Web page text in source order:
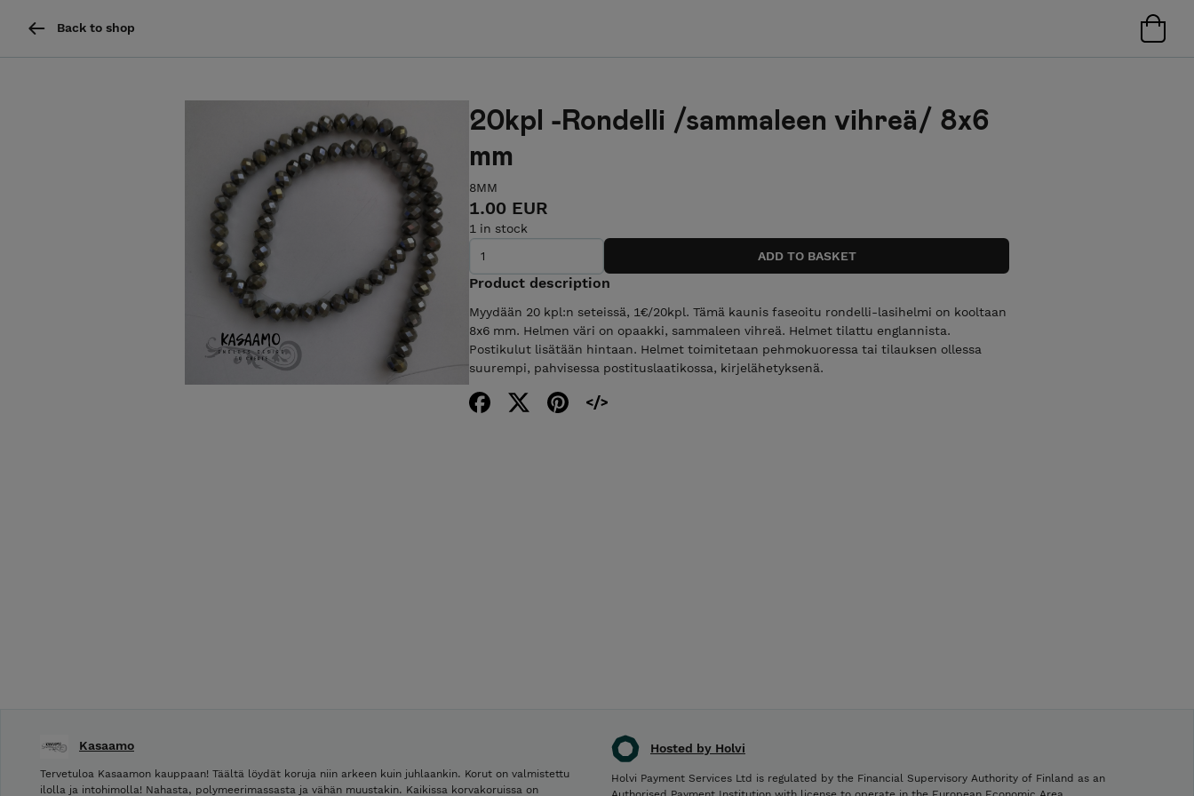
Back to shop
20kpl -Rondelli /sammaleen vihreä/ 8x6
mm
8MM
1.00 EUR
1 in stock
Product description
Myydään 20 kpl:n seteissä, 1€/20kpl. Tämä kaunis faseoitu rondelli-lasihelmi on kooltaan
8x6 mm. Helmen väri on opaakki, sammaleen vihreä. Helmet tilattu englannista.
Postikulut lisätään hintaan. Helmet toimitetaan pehmokuoressa tai tilauksen ollessa
suurempi, pahvisessa postituslaatikossa, kirjelähetyksenä.
Hosted by Holvi
Holvi Payment Services Ltd is regulated by the Financial Supervisory Authority of Finland as an
Kasaamo
Tervetuloa Kasaamon kauppaan! Täältä löydät koruja niin arkeen kuin juhlaankin. Korut on valmistettu
ilolla ja intohimolla! Nahasta, polymeerimassasta ja vähän muustakin. Kaikissa korvakoruissa on